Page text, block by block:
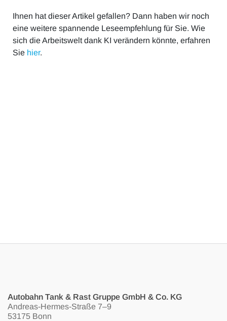
Ihnen hat dieser Artikel gefallen? Dann haben wir noch
eine weitere spannende Leseempfehlung für Sie. Wie
sich die Arbeitswelt dank KI verändern könnte, erfahren
Sie hier.
Autobahn Tank & Rast Gruppe GmbH & Co. KG
Andreas-Hermes-Straße 7–9
53175 Bonn